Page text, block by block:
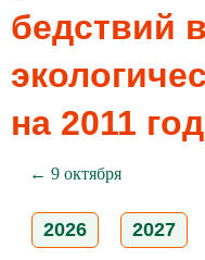
бедствий в
на 2011
← 9 октября
2026 2027